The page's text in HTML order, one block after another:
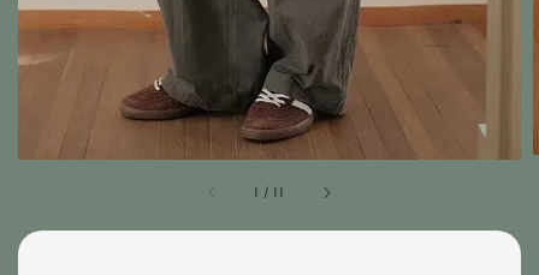
1 / 11